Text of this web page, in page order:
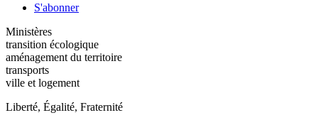
S'abonner
Ministères
transition écologique
aménagement du territoire
transports
ville et logement
Liberté, Égalité, Fraternité